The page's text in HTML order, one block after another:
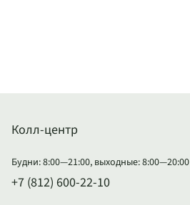
Колл-центр
Будни: 8:00—21:00, выходные: 8:00—20:00
+7 (812) 600-22-10